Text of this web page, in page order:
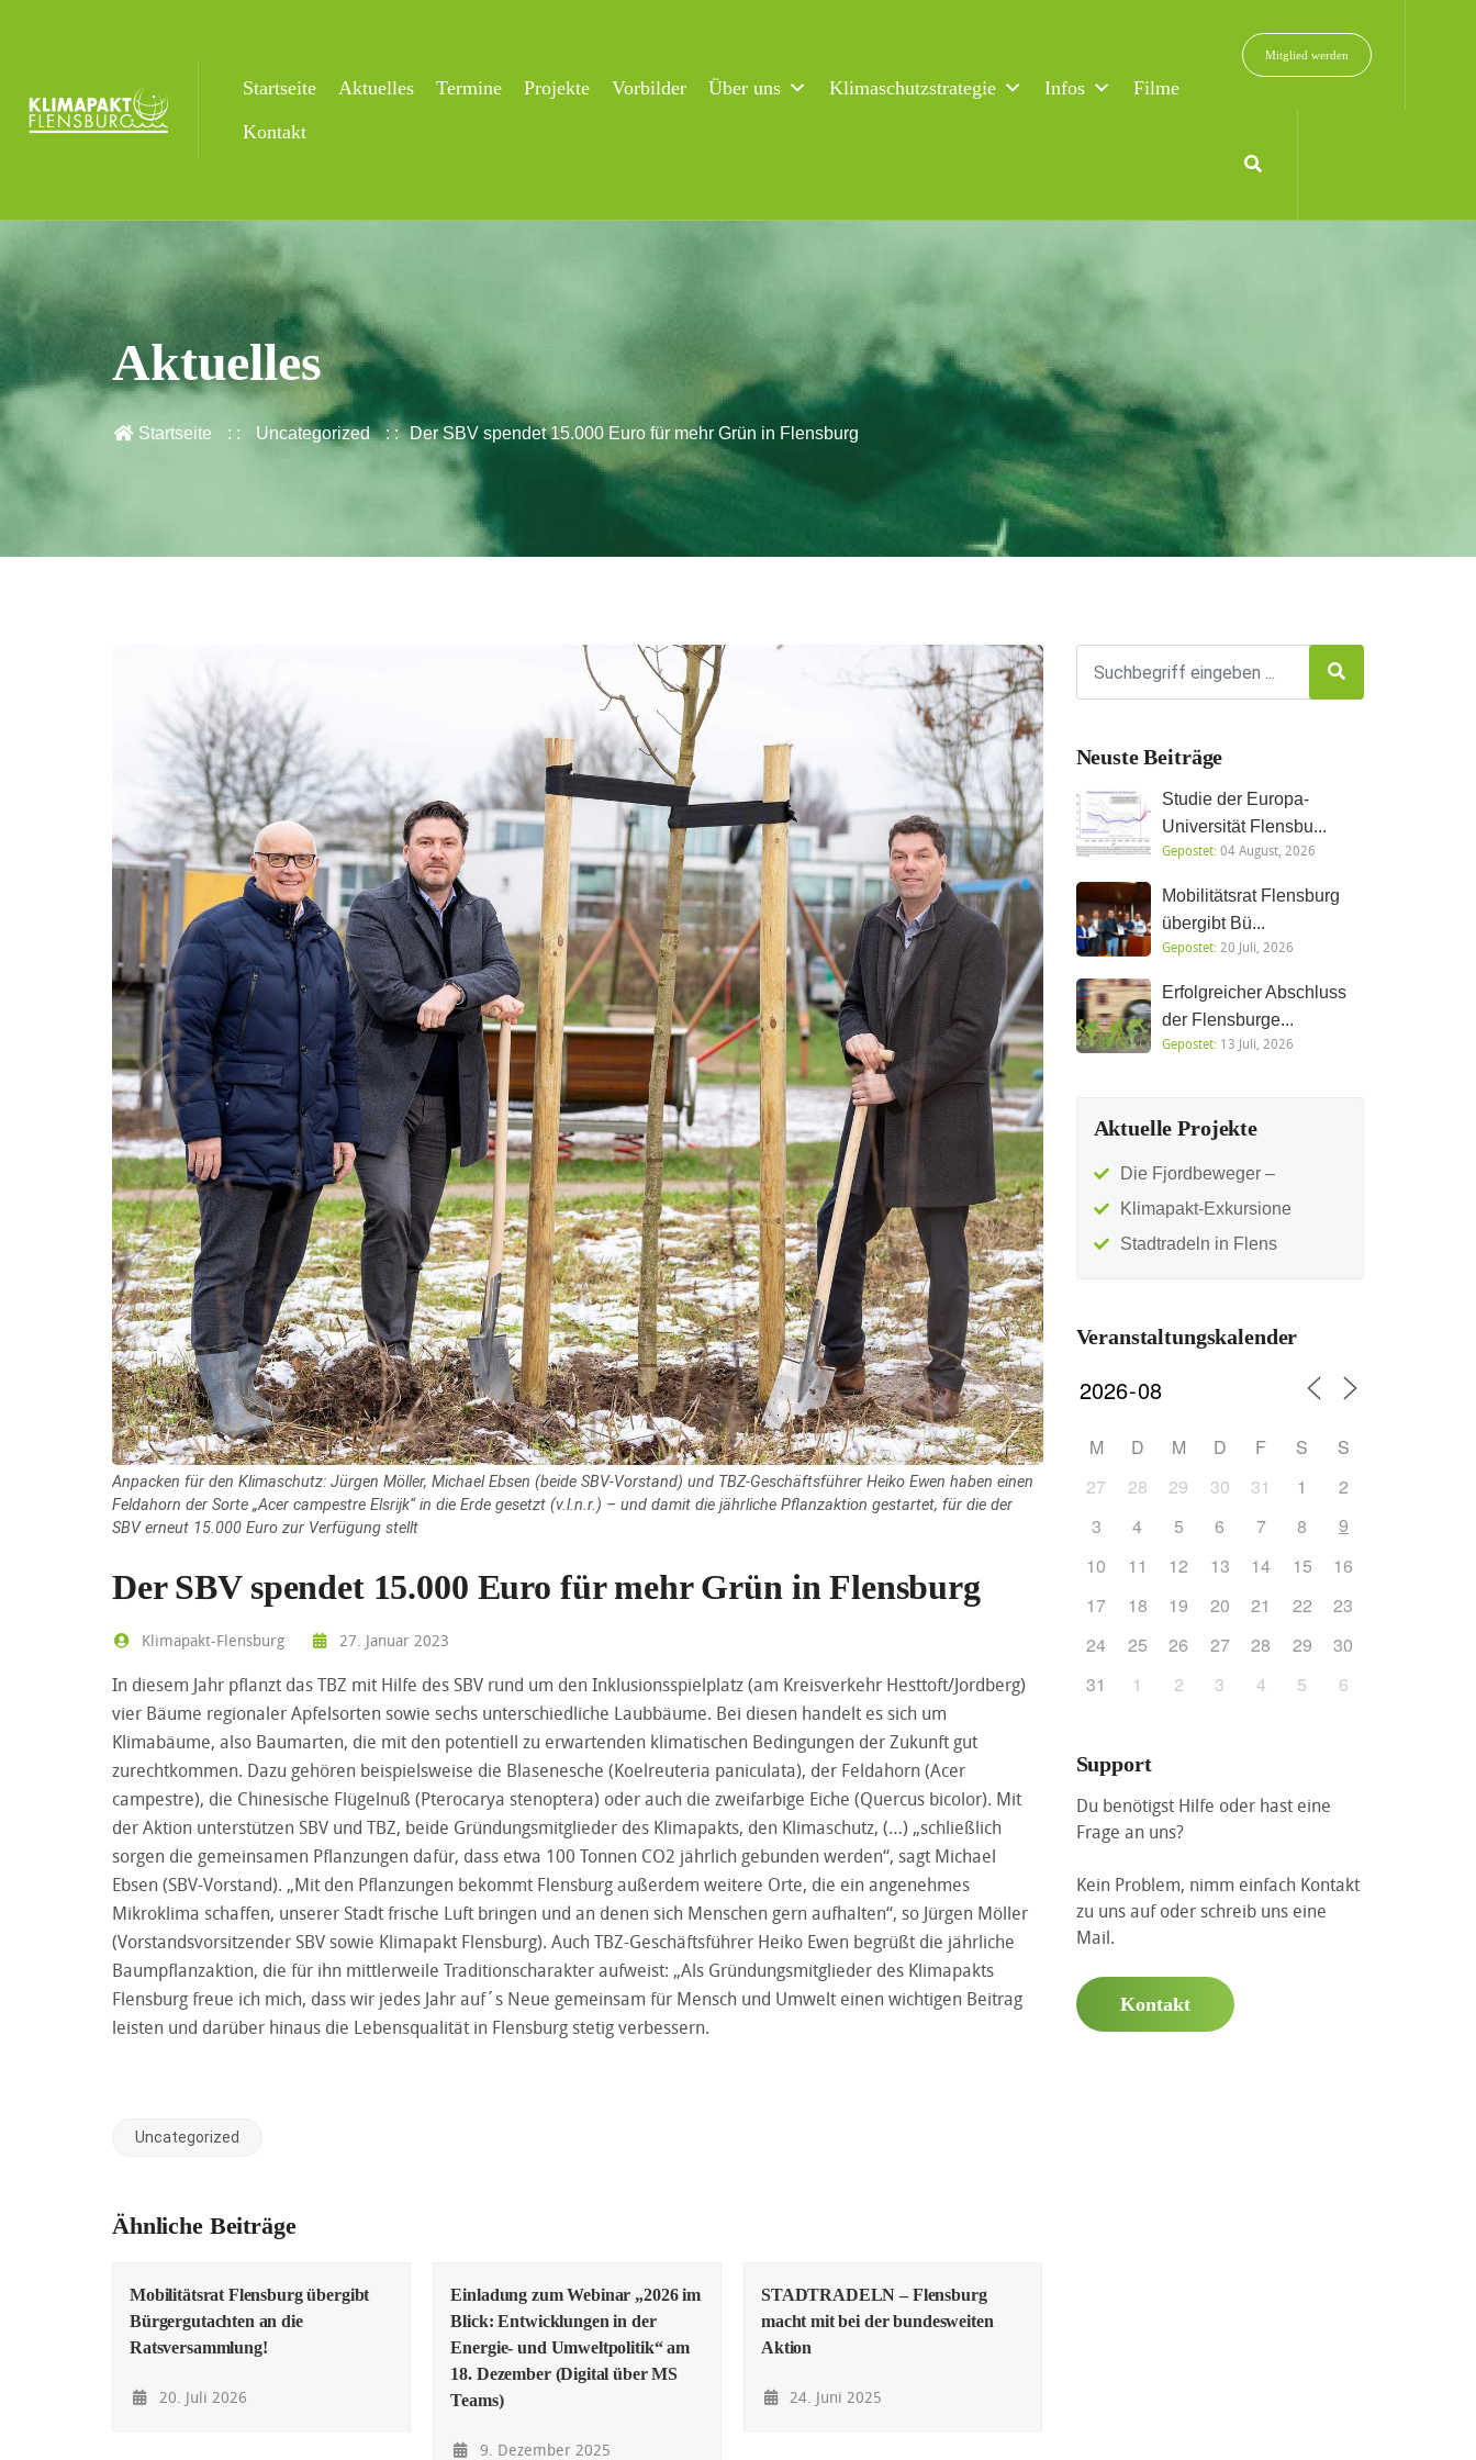
Startseite Aktuelles Termine Projekte Vorbilder Über uns Klimaschutzstrategie Infos
Filme
Kontakt
Mitglied werden
Aktuelles
Startseite Uncategorized Der SBV spendet 15.000 Euro für mehr Grün in Flensburg
Anpacken für den Klimaschutz: Jürgen Möller, Michael Ebsen (beide SBV-Vorstand) und TBZ-Geschäftsführer Heiko Ewen haben einen
Feldahorn der Sorte „Acer campestre Elsrijk“ in die Erde gesetzt (v.l.n.r.) – und damit die jährliche Pflanzaktion gestartet, für die der
SBV erneut 15.000 Euro zur Verfügung stellt
Der SBV spendet 15.000 Euro für mehr Grün in Flensburg
Klimapakt-Flensburg 27. Januar 2023
In diesem Jahr pflanzt das TBZ mit Hilfe des SBV rund um den Inklusionsspielplatz (am Kreisverkehr Hesttoft/Jordberg)
vier Bäume regionaler Apfelsorten sowie sechs unterschiedliche Laubbäume. Bei diesen handelt es sich um
Klimabäume, also Baumarten, die mit den potentiell zu erwartenden klimatischen Bedingungen der Zukunft gut
zurechtkommen. Dazu gehören beispielsweise die Blasenesche (Koelreuteria paniculata), der Feldahorn (Acer
campestre), die Chinesische Flügelnuß (Pterocarya stenoptera) oder auch die zweifarbige Eiche (Quercus bicolor). Mit
der Aktion unterstützen SBV und TBZ, beide Gründungsmitglieder des Klimapakts, den Klimaschutz, (…) „schließlich
sorgen die gemeinsamen Pflanzungen dafür, dass etwa 100 Tonnen CO2 jährlich gebunden werden“, sagt Michael
Ebsen (SBV-Vorstand). „Mit den Pflanzungen bekommt Flensburg außerdem weitere Orte, die ein angenehmes
Mikroklima schaffen, unserer Stadt frische Luft bringen und an denen sich Menschen gern aufhalten“, so Jürgen Möller
(Vorstandsvorsitzender SBV sowie Klimapakt Flensburg). Auch TBZ-Geschäftsführer Heiko Ewen begrüßt die jährliche
Baumpflanzaktion, die für ihn mittlerweile Traditionscharakter aufweist: „Als Gründungsmitglieder des Klimapakts
Flensburg freue ich mich, dass wir jedes Jahr auf´s Neue gemeinsam für Mensch und Umwelt einen wichtigen Beitrag
leisten und darüber hinaus die Lebensqualität in Flensburg stetig verbessern.
Uncategorized
Ähnliche Beiträge
Mobilitätsrat Flensburg übergibt
Bürgergutachten an die
Ratsversammlung!
20. Juli 2026
Einladung zum Webinar „2026 im
Blick: Entwicklungen in der
Energie- und Umweltpolitik“ am
18. Dezember (Digital über MS
Teams)
9. Dezember 2025
STADTRADELN – Flensburg
macht mit bei der bundesweiten
Aktion
24. Juni 2025
Neuste Beiträge
Studie der Europa-
Universität Flensbu...
Gepostet:04 August, 2026
Mobilitätsrat Flensburg
übergibt Bü...
Gepostet:20 Juli, 2026
Erfolgreicher Abschluss
der Flensburge...
Gepostet:13 Juli, 2026
Aktuelle Projekte
Die Fjordbeweger –
Klimapakt-Exkursione
Stadtradeln in Flens
Veranstaltungskalender
M D M D F S
S
27
28 29 30 31 1
2
3
4 5 6 7 8
9
10
11 12 13 14 15
16
17
18 19 20 21 22
23
24
25 26 27 28 29
30
31
1 2 3 4 5 6
Support
Du benötigst Hilfe oder hast eine
Frage an uns?
Kein Problem, nimm einfach Kontakt
zu uns auf oder schreib uns eine
Mail.
Kontakt